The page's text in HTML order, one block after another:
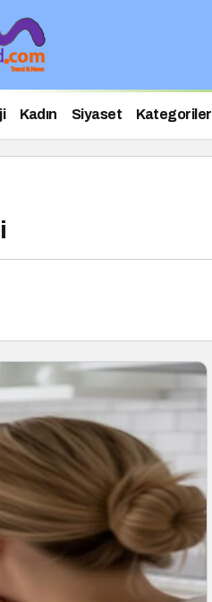
Kadın Siyaset Kategoriler